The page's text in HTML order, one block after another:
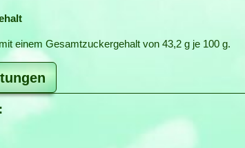
einem Gesamtzuckergehalt von 43,2 g je 100 g.